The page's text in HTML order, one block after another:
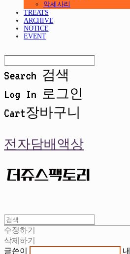
악세사리
TREATS
ARCHIVE
NOTICE
EVENT
Search 검색
Log In 로그인
Cart장바구니
전자담배액상
수정하기
삭제하기
글쓴이